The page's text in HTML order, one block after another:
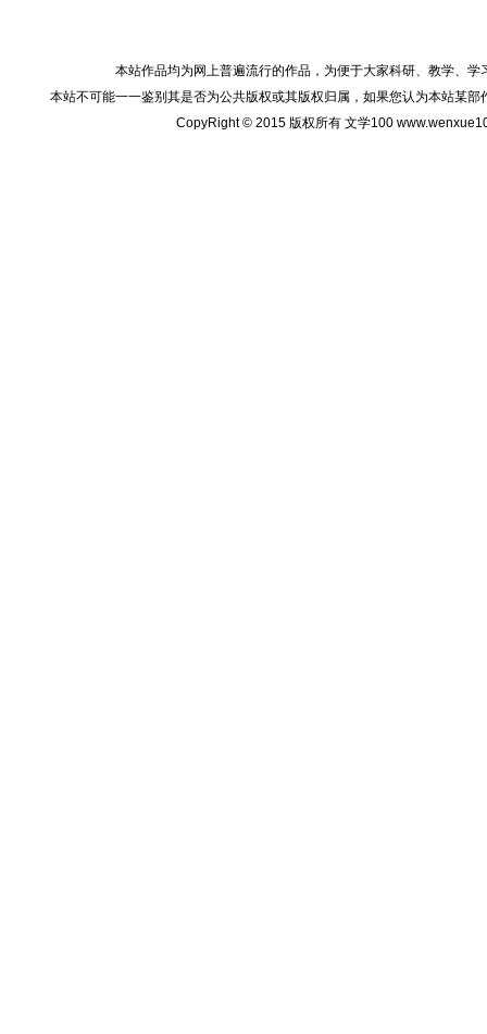
本站作品均为网上普遍流行的作品，为便于大家科研、教学、
本站不可能一一鉴别其是否为公共版权或其版权归属，如果您认为本站某
CopyRight © 2015 版权所有 文学100